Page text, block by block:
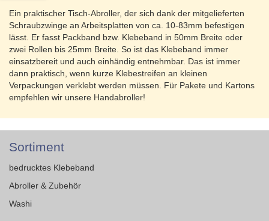
Ein praktischer Tisch-Abroller, der sich dank der mitgelieferten
Schraubzwinge an Arbeitsplatten von ca. 10-83mm befestigen
lässt. Er fasst Packband bzw. Klebeband in 50mm Breite oder
zwei Rollen bis 25mm Breite. So ist das Klebeband immer
einsatzbereit und auch einhändig entnehmbar. Das ist immer
dann praktisch, wenn kurze Klebestreifen an kleinen
Verpackungen verklebt werden müssen. Für Pakete und Kartons
empfehlen wir unsere Handabroller!
Sortiment
bedrucktes Klebeband
Abroller & Zubehör
Washi